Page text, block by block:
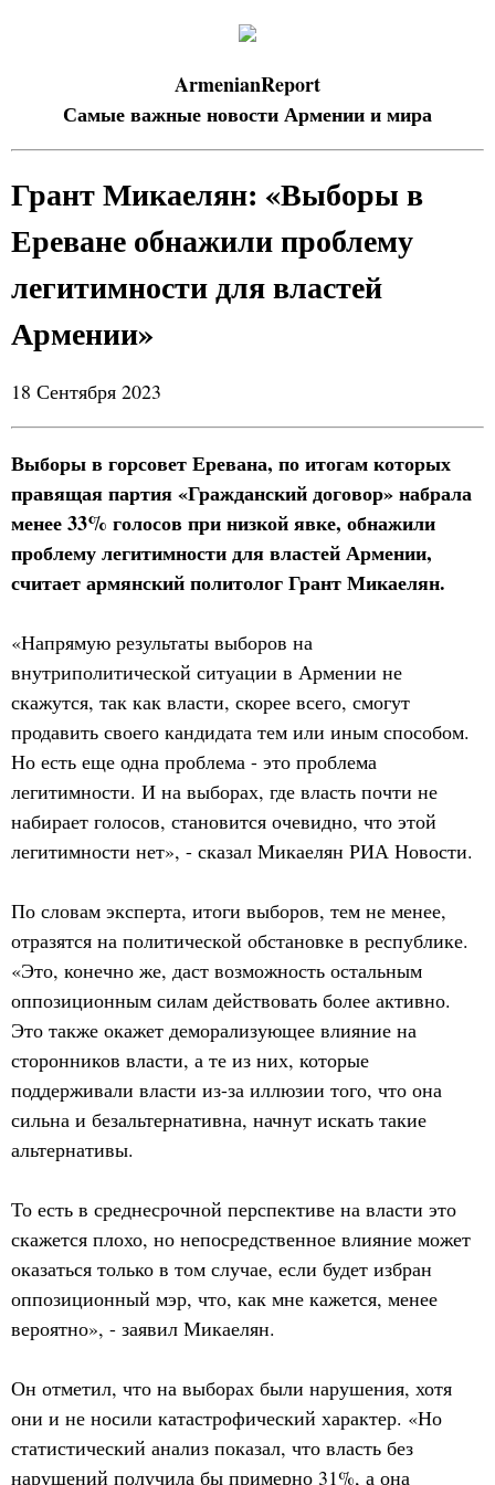
ArmenianReport
Самые важные новости Армении и мира
Грант Микаелян: «Выборы в
Ереване обнажили проблему
легитимности для властей
Армении»
18 Сентября 2023
Выборы в горсовет Еревана, по итогам которых
правящая партия «Гражданский договор» набрала
менее 33% голосов при низкой явке, обнажили
проблему легитимности для властей Армении,
считает армянский политолог Грант Микаелян.
«Напрямую результаты выборов на
внутриполитической ситуации в Армении не
скажутся, так как власти, скорее всего, смогут
продавить своего кандидата тем или иным способом.
Но есть еще одна проблема - это проблема
легитимности. И на выборах, где власть почти не
набирает голосов, становится очевидно, что этой
легитимности нет», - сказал Микаелян РИА Новости.
По словам эксперта, итоги выборов, тем не менее,
отразятся на политической обстановке в республике.
«Это, конечно же, даст возможность остальным
оппозиционным силам действовать более активно.
Это также окажет деморализующее влияние на
сторонников власти, а те из них, которые
поддерживали власти из-за иллюзии того, что она
сильна и безальтернативна, начнут искать такие
альтернативы.
То есть в среднесрочной перспективе на власти это
скажется плохо, но непосредственное влияние может
оказаться только в том случае, если будет избран
оппозиционный мэр, что, как мне кажется, менее
вероятно», - заявил Микаелян.
Он отметил, что на выборах были нарушения, хотя
они и не носили катастрофический характер. «Но
статистический анализ показал, что власть без
нарушений получила бы примерно 31%, а она